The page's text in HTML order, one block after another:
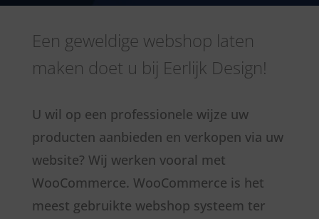
Een geweldige webshop laten
maken doet u bij Eerlijk Design!
U wil op een professionele wijze uw
producten aanbieden en verkopen via uw
website? Wij werken vooral met
WooCommerce. WooCommerce is het
meest gebruikte webshop systeem ter